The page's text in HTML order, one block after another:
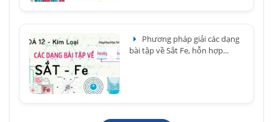
Phương pháp giải các dạng
bài tập về Sắt Fe, hỗn hợp...